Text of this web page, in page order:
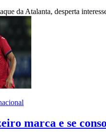
da Atalanta, desperta
marca e se